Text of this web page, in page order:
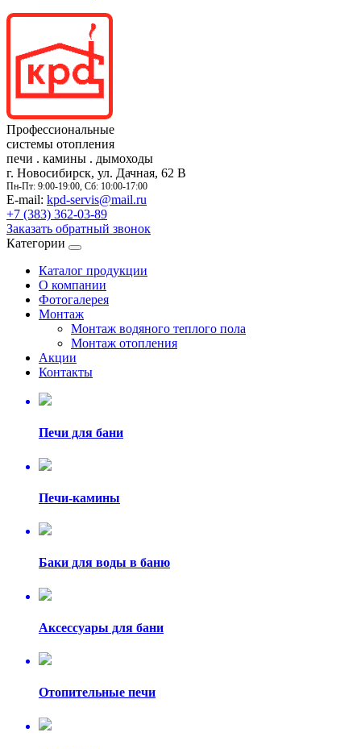
Профессиональные
системы отопления
печи . камины . дымоходы
г. Новосибирск, ул. Дачная, 62 В
Пн-Пт: 9:00-19:00, Сб: 10:00-17:00
E-mail: kpd-servis@mail.ru
+7 (383) 362-03-89
Заказать обратный звонок
Категории
Каталог продукции
О компании
Фотогалерея
Монтаж
Монтаж водяного теплого пола
Монтаж отопления
Акции
Контакты
Печи для бани
Печи-камины
Баки для воды в баню
Аксессуары для бани
Отопительные печи